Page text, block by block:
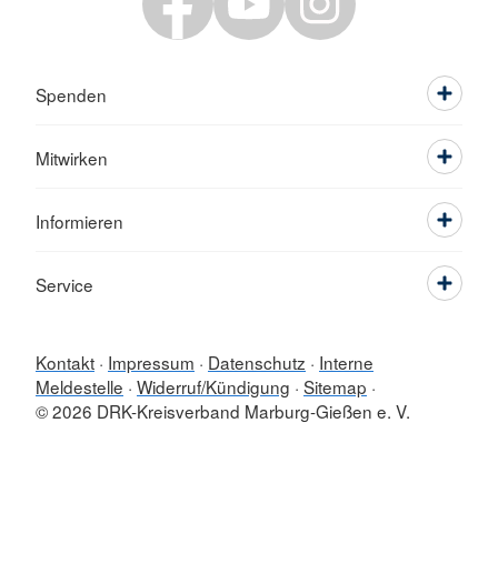
Spenden
Mitwirken
Informieren
Service
Kontakt Impressum Datenschutz
Interne
Meldestelle Widerruf/Kündigung Sitemap
© 2026 DRK-Kreisverband Marburg-Gießen e. V.